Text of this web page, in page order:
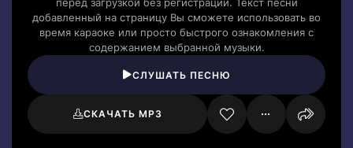
добавленный на страницу Вы сможете использовать во
время караоке или просто быстрого ознакомления с
содержанием выбранной музыки.
СЛУШАТЬ ПЕСНЮ
СКАЧАТЬ MP3